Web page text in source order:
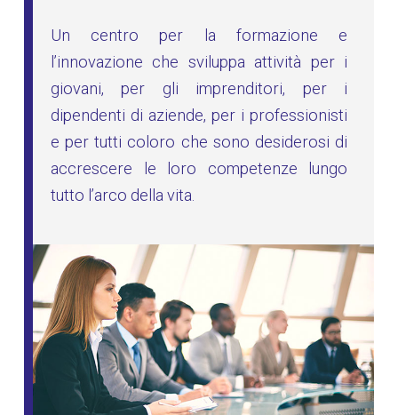
Un centro per la formazione e
l’innovazione che sviluppa attività per i
giovani, per gli imprenditori, per i
dipendenti di aziende, per i professionisti
e per tutti coloro che sono desiderosi di
accrescere le loro competenze lungo
tutto l’arco della vita.